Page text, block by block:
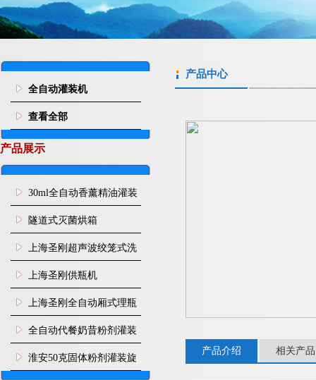
全自动灌装机
查看全部
产品展示
30ml全自动香薰精油灌装
旋盖机
隧道式灭菌烘箱
上海圣刚超声波绞笼式洗
瓶机
上海圣刚供瓶机
上海圣刚全自动厢式理瓶
机
全自动代餐奶昔粉剂灌装
生产线
淮安50克固体粉剂灌装旋
产品中心
产品介绍 相关产品